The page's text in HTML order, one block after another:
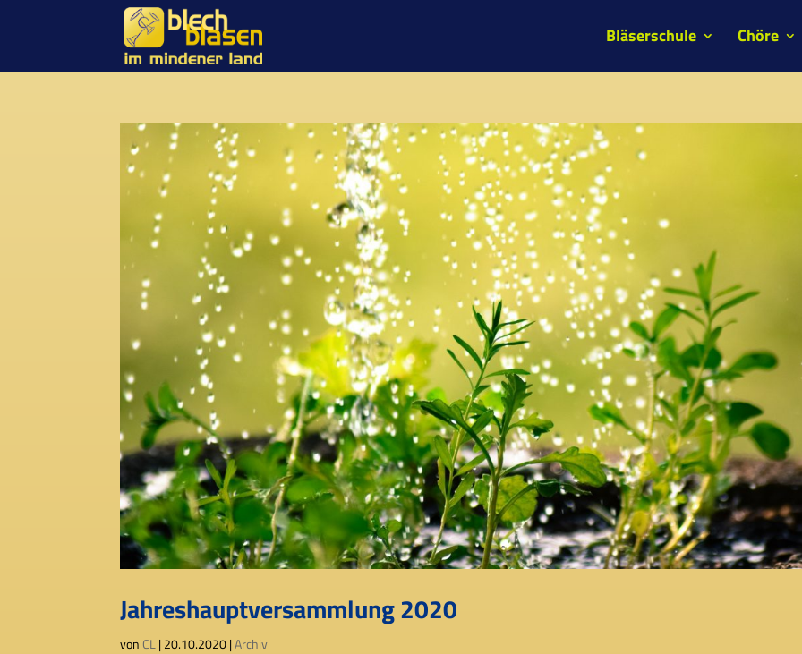
Bläserschule Chöre
Jahreshauptversammlung 2020
von CL|20.10.2020|Archiv